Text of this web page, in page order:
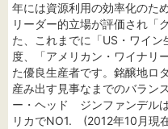
年には資源利用の効率化のた
リーダー的立場が評価され「
た、これまでに「US・ワイ
度、「アメリカン・ワイナリ
た優良生産者です。銘醸地ロ
産み出す見事なまでのバラン
ー・ヘッド ジンファンデル
リカでNO1. (2012年10月現